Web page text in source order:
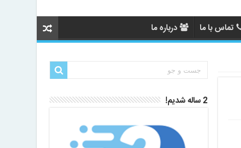
تماس با ما درباره ما
2 ساله شدیم!